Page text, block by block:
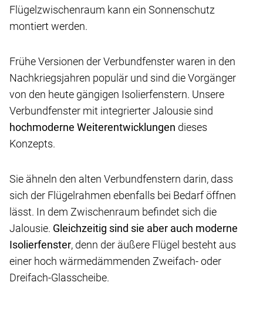
Flügelzwischenraum kann ein Sonnenschutz
montiert werden.
Frühe Versionen der Verbundfenster waren in den
Nachkriegsjahren populär und sind die Vorgänger
von den heute gängigen Isolierfenstern. Unsere
Verbundfenster mit integrierter Jalousie sind
hochmoderne Weiterentwicklungen dieses
Konzepts.
Sie ähneln den alten Verbundfenstern darin, dass
sich der Flügelrahmen ebenfalls bei Bedarf öffnen
lässt. In dem Zwischenraum befindet sich die
Jalousie. Gleichzeitig sind sie aber auch moderne
Isolierfenster, denn der äußere Flügel besteht aus
einer hoch wärmedämmenden Zweifach- oder
Dreifach-Glasscheibe.